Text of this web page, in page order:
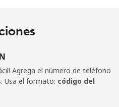
36 min por ⁦$10⁩ -
Agrega el número de teléfono
Usa el formato: código del